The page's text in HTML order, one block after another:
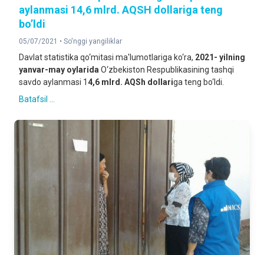
aylanmasi 14,6 mlrd. AQSH dollariga teng
bo’ldi
05/07/2021 • So'nggi yangiliklar
Davlat statistika qo‘mitasi ma'lumotlariga ko‘ra, 2021- yilning
yanvar-may oylarida O‘zbekiston Respublikasining tashqi
savdo aylanmasi 14,6 mlrd. AQSh dollariga teng bo‘ldi.
Batafsil ...